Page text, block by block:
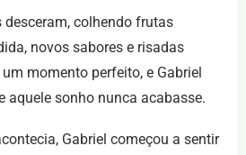
desceram, colhendo frutas
novos sabores e risadas
momento perfeito, e Gabriel
aquele sonho nunca acabasse.
Gabriel começou a sentir